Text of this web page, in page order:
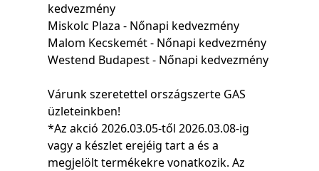
kedvezmény
Miskolc Plaza - Nőnapi kedvezmény
Malom Kecskemét - Nőnapi kedvezmény
Westend Budapest - Nőnapi kedvezmény
Várunk szeretettel országszerte GAS
üzleteinkben!
*Az akció 2026.03.05-től 2026.03.08-ig
vagy a készlet erejéig tart a és a
megjelölt termékekre vonatkozik. Az